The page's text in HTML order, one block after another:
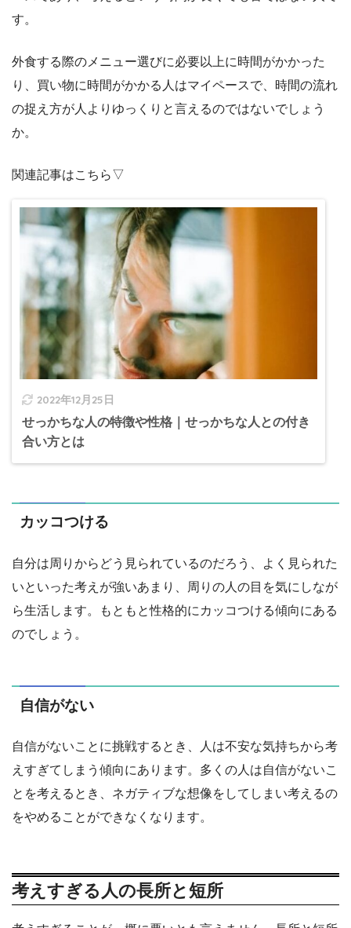
す。
外食する際のメニュー選びに必要以上に時間がかかった
り、買い物に時間がかかる人はマイペースで、時間の流れ
の捉え方が人よりゆっくりと言えるのではないでしょう
か。
関連記事はこちら▽
2022年12月25日
せっかちな人の特徴や性格｜せっかちな人との付き
合い方とは
カッコつける
自分は周りからどう見られているのだろう、よく見られた
いといった考えが強いあまり、周りの人の目を気にしなが
ら生活します。もともと性格的にカッコつける傾向にある
のでしょう。
自信がない
自信がないことに挑戦するとき、人は不安な気持ちから考
えすぎてしまう傾向にあります。多くの人は自信がないこ
とを考えるとき、ネガティブな想像をしてしまい考えるの
をやめることができなくなります。
考えすぎる人の長所と短所